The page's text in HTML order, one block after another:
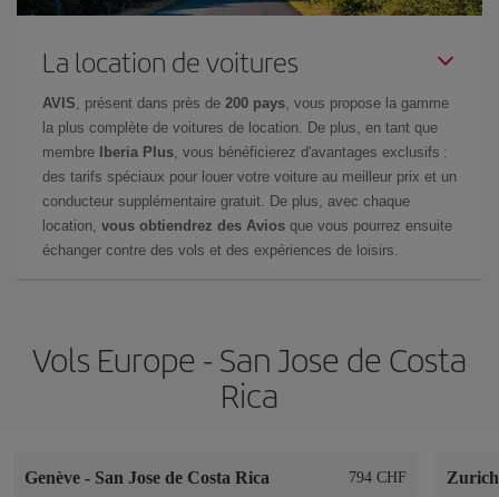
La location de voitures
AVIS , présent dans près de 200 pays , vous propose la gamme
la plus complète de voitures de location. De plus, en tant que
membre
Iberia Plus , vous bénéficierez d'avantages exclusifs :
des tarifs spéciaux pour louer votre voiture au meilleur prix et un
conducteur supplémentaire gratuit. De plus, avec chaque
location, vous obtiendrez des Avios que vous pourrez ensuite
échanger contre des vols et des expériences de loisirs.
Vols Europe - San Jose de Costa
Rica
Genève - San Jose de Costa Rica 794 CHF